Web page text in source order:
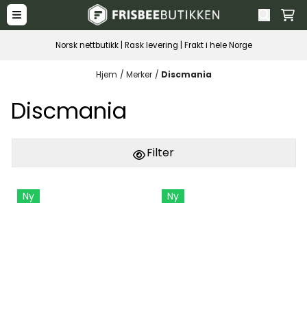
Hopp til innhold
Norsk nettbutikk | Rask levering | Frakt i hele Norge
Hjem / Merker / Discmania
Discmania
Filter
Ny Ny